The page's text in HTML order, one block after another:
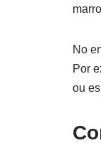
No
Por
ou